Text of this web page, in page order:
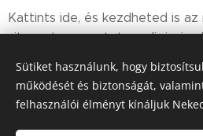
Kattints ide, és kezdheted is az
sit amet consectetur adipisci
dolore magnam aliquam
Sütiket használunk, hogy
működését és biztonságát,
felhasználói élményt kínáljuk